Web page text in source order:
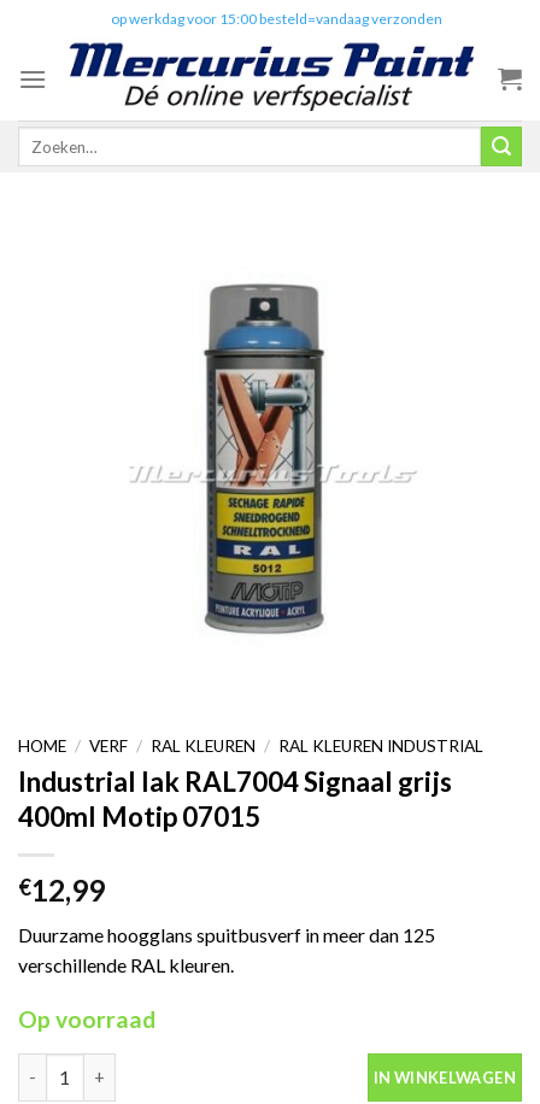
content
op werkdag voor 15:00 besteld=vandaag verzonden
Zoeken
HOME / VERF / RAL KLEUREN / RAL KLEUREN INDUSTRIAL
Industrial lak RAL7004 Signaal grijs
400ml Motip 07015
€12,99
Duurzame hoogglans spuitbusverf in meer dan 125
verschillende RAL kleuren.
Op voorraad
IN WINKELWAGEN